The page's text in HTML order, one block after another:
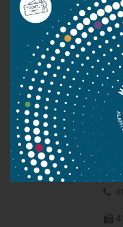
1095 Budapest,